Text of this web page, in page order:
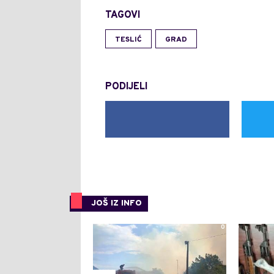
TAGOVI
TESLIĆ GRAD
PODIJELI
JOŠ IZ INFO
0